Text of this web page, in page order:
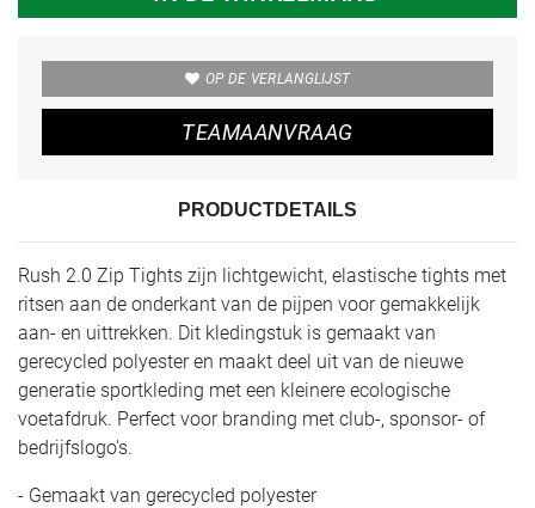
OP DE VERLANGLIJST
TEAMAANVRAAG
PRODUCTDETAILS
Rush 2.0 Zip Tights zijn lichtgewicht, elastische tights met
ritsen aan de onderkant van de pijpen voor gemakkelijk
aan- en uittrekken. Dit kledingstuk is gemaakt van
gerecycled polyester en maakt deel uit van de nieuwe
generatie sportkleding met een kleinere ecologische
voetafdruk. Perfect voor branding met club-, sponsor- of
bedrijfslogo's.
- Gemaakt van gerecycled polyester